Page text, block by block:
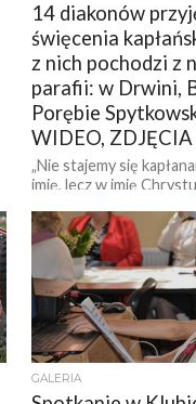
14 diakonów
święcenia
z nich pochodzi z
parafii: w Drwini,
Porębie
WIDEO, ZDJĘCIA
„Nie stajemy się
imię, lecz w imię
mówił w sobotę biskup
GALERIA